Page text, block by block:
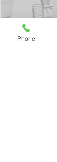
Phone